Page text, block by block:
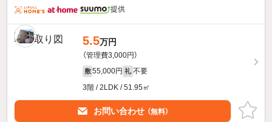
提供
5.5万円
（管理費3,000円）
敷 55,000円 礼 不要
3階 / 2LDK / 51.95㎡
お問い合わせ （無料）